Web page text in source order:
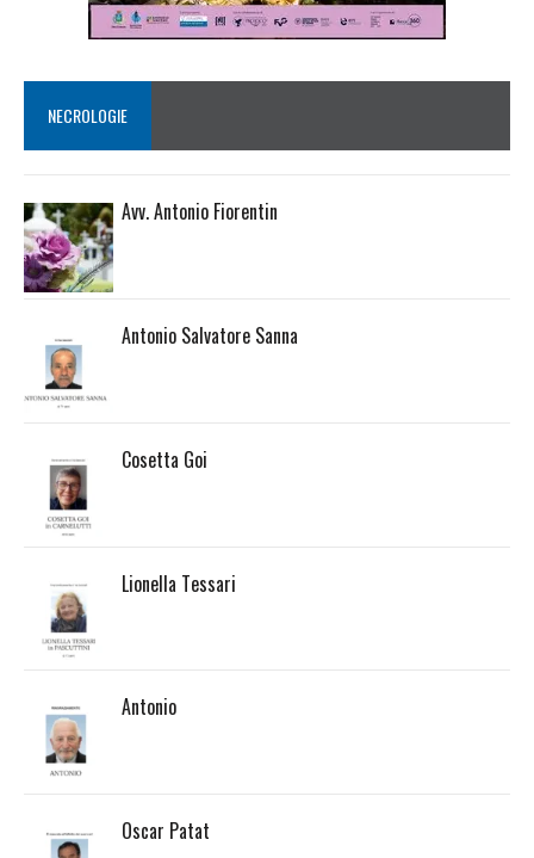
NECROLOGIE
Avv. Antonio Fiorentin
Antonio Salvatore Sanna
Cosetta Goi
Lionella Tessari
Antonio
Oscar Patat